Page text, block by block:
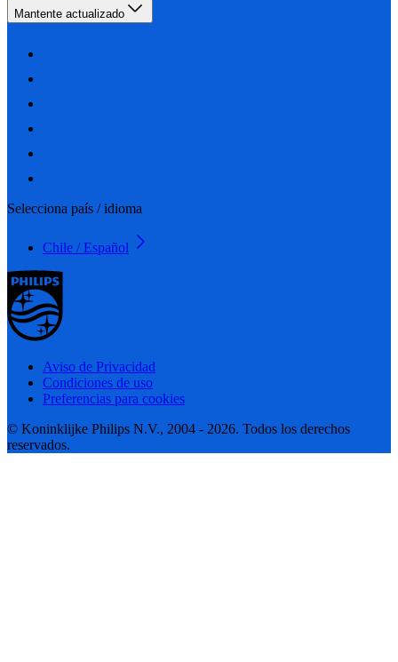
Mantente actualizado
Selecciona país / idioma
Chile / Español
Aviso de Privacidad
Condiciones de uso
Preferencias para cookies
© Koninklijke Philips N.V., 2004 - 2026. Todos los derechos
reservados.